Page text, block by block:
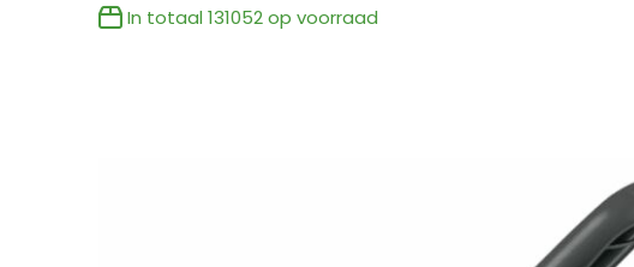
In totaal 131052op voorraad